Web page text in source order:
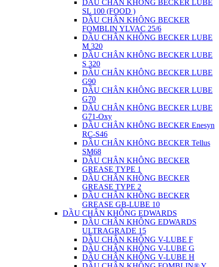
DẦU CHÂN KHÔNG BECKER LUBE
SL 100 (FOOD )
DẦU CHÂN KHÔNG BECKER
FOMBLIN YLVAC 25/6
DẦU CHÂN KHÔNG BECKER LUBE
M 320
DẦU CHÂN KHÔNG BECKER LUBE
S 320
DẦU CHÂN KHÔNG BECKER LUBE
G90
DẦU CHÂN KHÔNG BECKER LUBE
G70
DẦU CHÂN KHÔNG BECKER LUBE
G71-Oxy
DẦU CHÂN KHÔNG BECKER Enesyn
RC-S46
DẦU CHÂN KHÔNG BECKER Tellus
SM68
DẦU CHÂN KHÔNG BECKER
GREASE TYPE 1
DẦU CHÂN KHÔNG BECKER
GREASE TYPE 2
DẦU CHÂN KHÔNG BECKER
GREASE GB-LUBE 10
DẦU CHÂN KHÔNG EDWARDS
DẦU CHÂN KHÔNG EDWARDS
ULTRAGRADE 15
DẦU CHÂN KHÔNG V-LUBE F
DẦU CHÂN KHÔNG V-LUBE G
DẦU CHÂN KHÔNG V-LUBE H